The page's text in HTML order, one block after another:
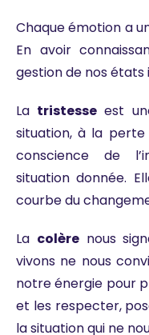
Chaque émotion a
En avoir
gestion de nos états
La tristesse est
situation, à la perte
conscience de
situation donnée.
courbe du
La colèrenous
vivons ne nous
notre énergie pour
et les respecter,
la situation qui ne